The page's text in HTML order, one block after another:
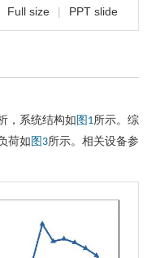
Full size | PPT slide
，系统结构如 图1所示。综
荷如 图3所示。相关设备参